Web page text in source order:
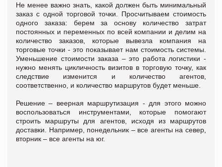
Не менее важно знать, какой должен быть минимальный
заказ с одной торговой точки. Просчитываем стоимость
одного заказа: берем за основу количество затрат
постоянных и переменных по всей компании и делим на
количество заказов, которые вывезла компания на
торговые точки - это показывает нам стоимость системы.
Уменьшение стоимости заказа – это работа логистики -
нужно менять цикличность визитов в торговую точку, как
следствие изменится и количество агентов,
соответственно, и количество маршрутов будет меньше.
Решение – веерная маршрутизация - для этого можно
воспользоваться инструментами, которые помогают
строить маршруты для агентов, исходя из маршрутов
доставки. Например, понедельник – все агенты на север,
вторник – все агенты на юг.